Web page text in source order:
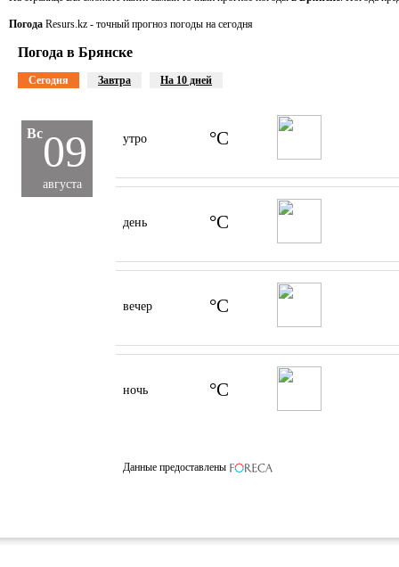
Погода Resurs.kz - точный прогноз погоды на сегодня
Погода в Брянске
Сегодня Завтра На 10 дней
Вс09
августа
утро °C
день °C
вечер °C
ночь °C
Данные предоставлены